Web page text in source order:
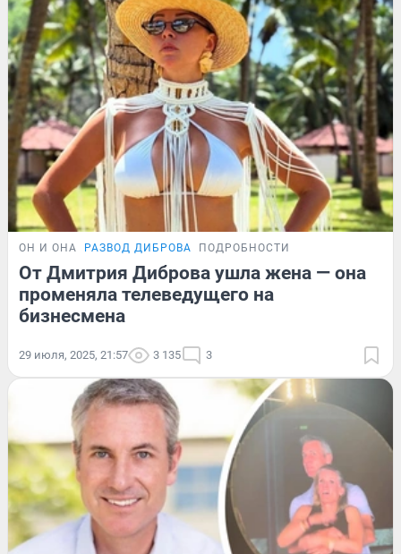
ОН И ОНА РАЗВОД ДИБРОВА ПОДРОБНОСТИ
От Дмитрия Диброва ушла жена — она
променяла телеведущего на
бизнесмена
29 июля, 2025, 21:57 3 135 3